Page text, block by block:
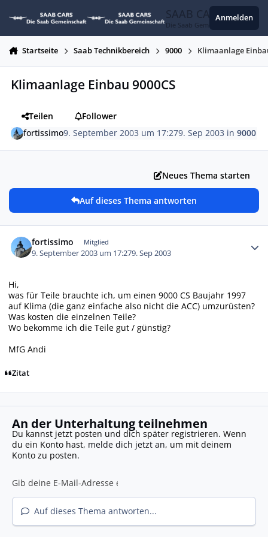
SAAB CARS
Die Saab Gemeinschaft
Anmelden
Startseite Saab Technikbereich 9000 Klimaanlage
Klimaanlage Einbau 9000CS
Teilen
Follower
fortissimo9. September 2003 um 17:279. Sep 2003 in9000
Neues Thema starten
Auf dieses Thema antworten
fortissimo Mitglied
9. September 2003 um 17:279. Sep 2003
Hi,
was für Teile brauchte ich, um einen 9000 CS Baujahr 1997
auf Klima (die ganz einfache also nicht die ACC) umzurüsten?
Was kosten die einzelnen Teile?
Wo bekomme ich die Teile gut / günstig?
MfG Andi
Zitat
An der Unterhaltung teilnehmen
Du kannst jetzt posten und dich später registrieren. Wenn
du ein Konto hast, melde dich jetzt an, um mit deinem
Konto zu posten.
Auf dieses Thema antworten...